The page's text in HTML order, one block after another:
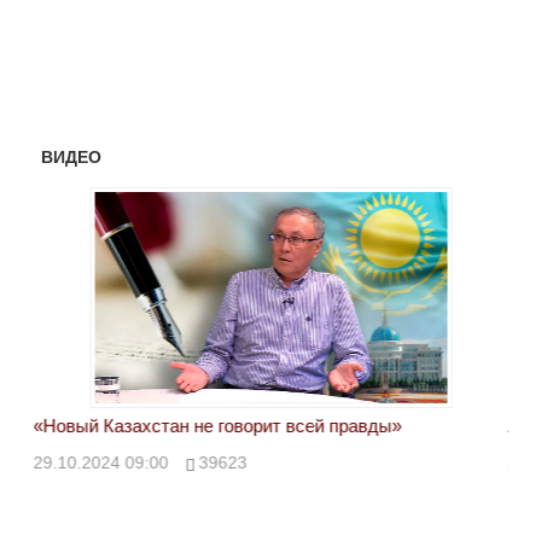
ВИДЕО
«Новый Казахстан не говорит всей правды»
29.10.2024 09:00 39623